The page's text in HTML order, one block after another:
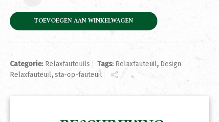
TOEVOEGEN AAN WINKELWAGEN
Categorie: Relaxfauteuils Tags: Relaxfauteuil, Design
Relaxfauteuil,sta-op-fauteuil